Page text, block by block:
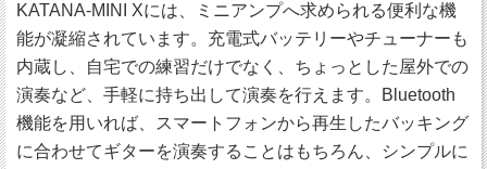
KATANA-MINI Xには、ミニアンプへ求められる便利な機
能が凝縮されています。充電式バッテリーやチューナーも
内蔵し、自宅での練習だけでなく、ちょっとした屋外での
演奏など、手軽に持ち出して演奏を行えます。Bluetooth
機能を用いれば、スマートフォンから再生したバッキング
に合わせてギターを演奏することはもちろん、シンプルに